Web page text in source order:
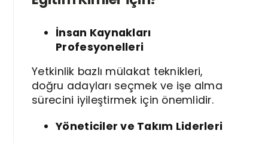
İnsan Kaynakları
Profesyonelleri
Yetkinlik bazlı mülakat teknikleri,
doğru adayları seçmek ve işe alma
sürecini iyileştirmek için önemlidir.
Yöneticiler ve Takım Liderleri